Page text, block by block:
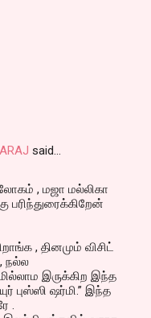
said…
, மஜா மல்லிகா
, தினமும் விசிட்
நல்ல
இருக்கிற இந்த
புஸ்ஸி ஷர்மி.” இந்த
.